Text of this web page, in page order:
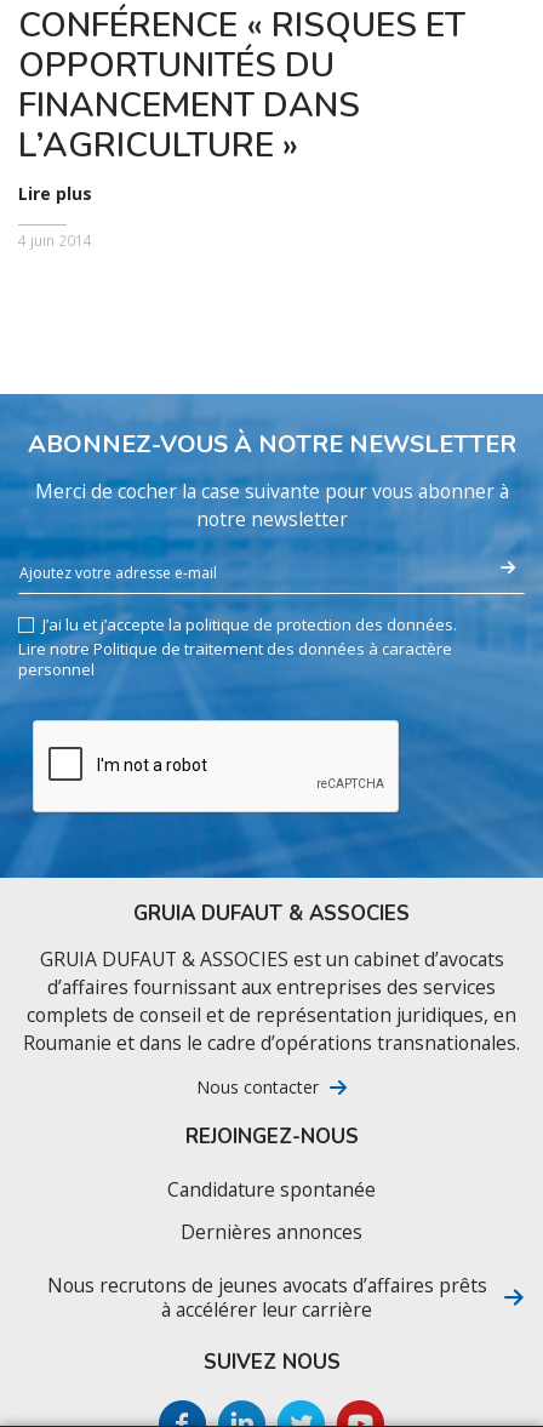
CONFÉRENCE « RISQUES ET
OPPORTUNITÉS DU
FINANCEMENT DANS
L’AGRICULTURE »
Lire plus
4 juin 2014
ABONNEZ-VOUS À NOTRE NEWSLETTER
Merci de cocher la case suivante pour vous abonner à
notre newsletter
J’ai lu et j’accepte la politique de protection des données.
Lire notre Politique de traitement des données à caractère
personnel
GRUIA DUFAUT & ASSOCIES
GRUIA DUFAUT & ASSOCIES est un cabinet d’avocats
d’affaires fournissant aux entreprises des services
complets de conseil et de représentation juridiques, en
Roumanie et dans le cadre d’opérations transnationales.
Nous contacter
REJOINGEZ-NOUS
Candidature spontanée
Dernières annonces
Nous recrutons de jeunes avocats d’affaires prêts
à accélérer leur carrière
SUIVEZ NOUS